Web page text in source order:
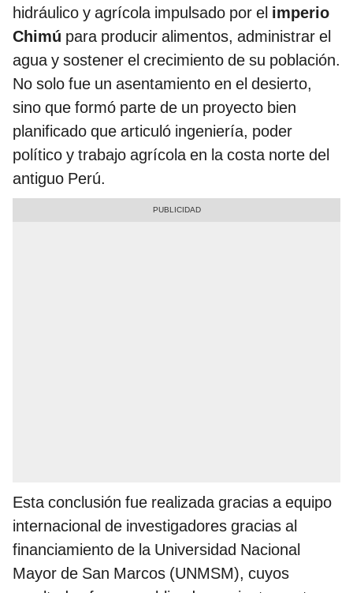
hidráulico y agrícola impulsado por el imperio
Chimú para producir alimentos, administrar el
agua y sostener el crecimiento de su población.
No solo fue un asentamiento en el desierto,
sino que formó parte de un proyecto bien
planificado que articuló ingeniería, poder
político y trabajo agrícola en la costa norte del
antiguo Perú.
Esta conclusión fue realizada gracias a equipo
internacional de investigadores gracias al
financiamiento de la Universidad Nacional
Mayor de San Marcos (UNMSM), cuyos